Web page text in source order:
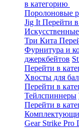
в категорию
Поролоновые
Jig It Перейти
Три Кита
Фурнитура и
джеркбейтов
Перейти в
Хвосты для
Перейти в
Тейлспиннеры
Перейти в
Gear Strike Pro